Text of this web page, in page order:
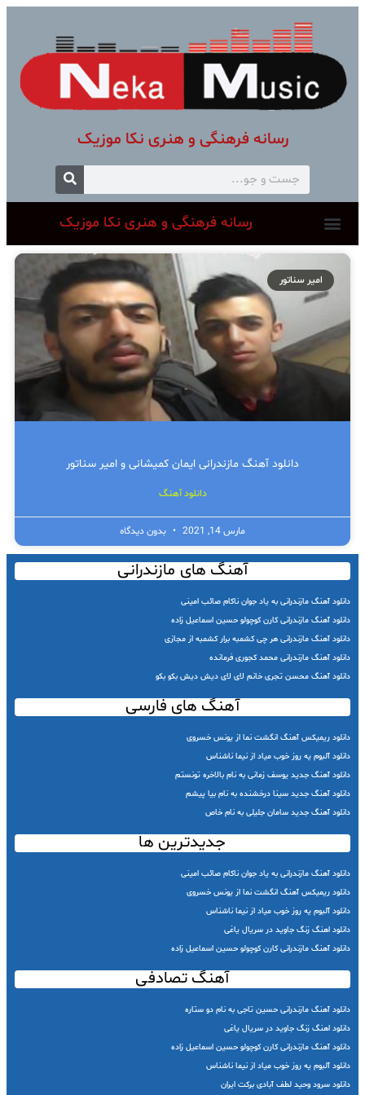
رسانه فرهنگی و هنری نکا موزیک
رسانه فرهنگی و هنری نکا موزیک
امیر سناتور
دانلود آهنگ مازندرانی ایمان کمیشانی و امیر سناتور
دانلود آهنگ
مارس 14, 2021 بدون دیدگاه
آهنگ های مازندرانی
دانلود آهنگ مازندرانی به یاد جوان ناکام صائب امینی
دانلود آهنگ مازندرانی کارن کوچولو حسین اسماعیل زاده
دانلود آهنگ مازندرانی هر چی کشمبه برار کشمبه از مجازی
دانلود آهنگ مازندرانی محمد کجوری فرمانده
دانلود آهنگ محسن تجری خانم لای لای دیش دیش بکو بکو
آهنگ های فارسی
دانلود ریمیکس آهنگ انگشت نما از یونس خسروی
دانلود آلبوم یه روز خوب میاد از نیما ناشناس
دانلود آهنگ جدید یوسف زمانی به نام بالاخره تونستم
دانلود آهنگ جدید سینا درخشنده به نام بیا پیشم
دانلود آهنگ جدید سامان جلیلی به نام خاص
جدیدترین ها
دانلود آهنگ مازندرانی به یاد جوان ناکام صائب امینی
دانلود ریمیکس آهنگ انگشت نما از یونس خسروی
دانلود آلبوم یه روز خوب میاد از نیما ناشناس
دانلود اهنگ زنگ جاوید در سریال یاغی
دانلود آهنگ مازندرانی کارن کوچولو حسین اسماعیل زاده
آهنگ تصادفی
دانلود آهنگ مازندرانی حسین تاجی به نام دو ستاره
دانلود اهنگ زنگ جاوید در سریال یاغی
دانلود آهنگ مازندرانی کارن کوچولو حسین اسماعیل زاده
دانلود آلبوم یه روز خوب میاد از نیما ناشناس
دانلود سرود وحید لطف آبادی برکت ایران